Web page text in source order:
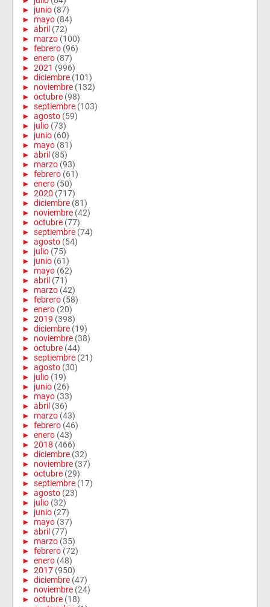
► junio (87)
► mayo (84)
► abril (72)
► marzo (100)
► febrero (96)
► enero (87)
► 2021 (996)
► diciembre (101)
► noviembre (132)
► octubre (98)
► septiembre (103)
► agosto (59)
► julio (73)
► junio (60)
► mayo (81)
► abril (85)
► marzo (93)
► febrero (61)
► enero (50)
► 2020 (717)
► diciembre (81)
► noviembre (42)
► octubre (77)
► septiembre (74)
► agosto (54)
► julio (75)
► junio (61)
► mayo (62)
► abril (71)
► marzo (42)
► febrero (58)
► enero (20)
► 2019 (398)
► diciembre (19)
► noviembre (38)
► octubre (44)
► septiembre (21)
► agosto (30)
► julio (19)
► junio (26)
► mayo (33)
► abril (36)
► marzo (43)
► febrero (46)
► enero (43)
► 2018 (466)
► diciembre (32)
► noviembre (37)
► octubre (29)
► septiembre (17)
► agosto (23)
► julio (32)
► junio (27)
► mayo (37)
► abril (77)
► marzo (35)
► febrero (72)
► enero (48)
► 2017 (950)
► diciembre (47)
► noviembre (24)
► octubre (18)